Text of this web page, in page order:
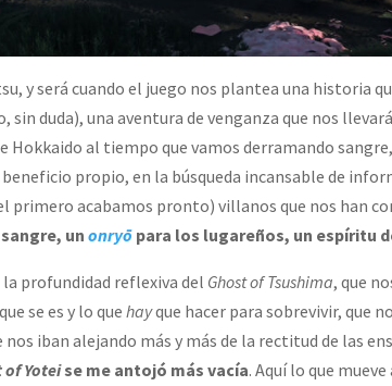
y será cuando el juego nos plantea una historia
sin duda), una aventura de venganza que nos
Hokkaido al tiempo que vamos derramando
propio, en la búsqueda incansable de
primero acabamos pronto) villanos que nos han
unonryō para los lugareños, un espíritu
profundidad reflexiva del Ghost of Tsushima, que
se es y lo que hayque hacer para sobrevivir, que
iban alejando más y más de la rectitud de las
of Yoteise me antojó más vacía. Aquí lo que